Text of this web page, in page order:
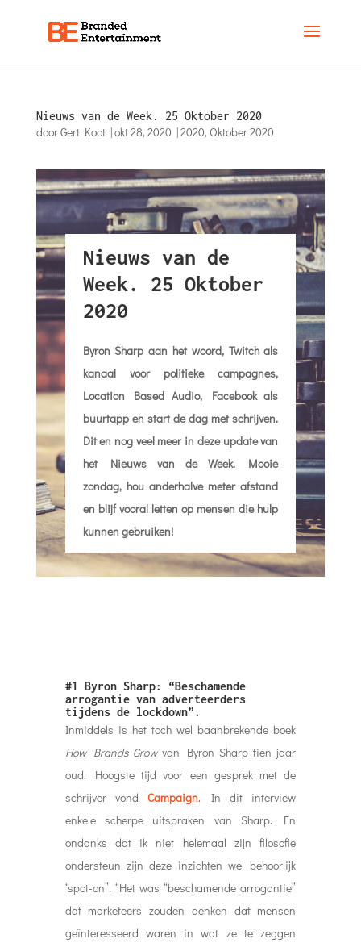
Nieuws van de Week. 25 Oktober 2020
doorGert Koot|okt 28, 2020 |2020,Oktober 2020
Nieuws van de
Week. 25 Oktober
2020
Byron Sharp aan het woord, Twitch als
kanaal voor politieke campagnes,
Location Based Audio, Facebook als
buurtapp en start de dag met schrijven.
Dit en nog veel meer in deze update van
het Nieuws van de Week. Mooie
zondag, hou anderhalve meter afstand
en blijf vooral letten op mensen die hulp
kunnen gebruiken!
#1 Byron Sharp: “Beschamende
arrogantie van adverteerders
tijdens de lockdown”.
Inmiddels is het toch wel baanbrekende boek
How Brands Growvan Byron Sharp tien jaar
oud. Hoogste tijd voor een gesprek met de
schrijver vond Campaign. In dit interview
enkele scherpe uitspraken van Sharp. En
ondanks dat ik niet helemaal zijn filosofie
ondersteun zijn deze inzichten wel behoorlijk
“spot-on”. “Het was “beschamende arrogantie”
dat marketeers zouden denken dat mensen
geïnteresseerd waren in wat ze te zeggen